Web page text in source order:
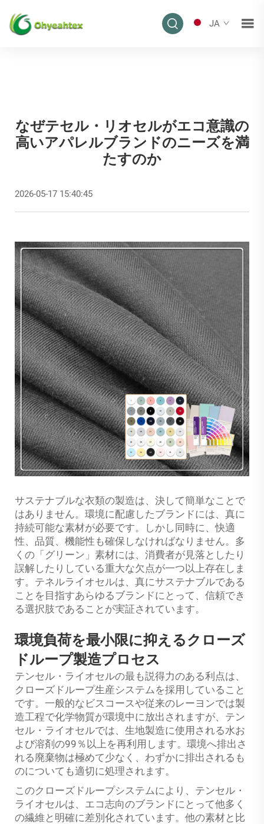
JA
なぜテセル・リオセルがエコ意識の
高いアパレルブランドのニーズを満
たすのか
2026-05-17 15:40:45
サステナブルな衣類の製造は、決して簡単なことで
はありません。環境に配慮したブランドには、真に
持続可能な素材が必要です。しかし同時に、快適
性、品質、機能性も確保しなければなりません。多
くの「グリーン」素材には、消費者が見落としたり
誤解したりしている重大な欠点が一つ以上存在しま
す。テネルライオセルは、真にサステナブルである
ことを目指すあらゆるブランドにとって、信頼でき
る選択肢であることが実証されています。
環境負荷を最小限に抑えるクローズ
ドループ製造プロセス
テンセル・ライオセルの最も説得力のある利点は、
クローズドループ生産システムを採用していること
です。一般的なビスコースや従来のレーヨンでは製
造工程で化学物質が環境中に放出されますが、テン
セル・ライオセルでは、生地製造に使用される水お
よび溶剤の99％以上を再利用します。環境へ排出さ
れる廃棄物は極めて少なく、わずかに排出されるも
のについても適切に処理されます。
このクローズドループシステムにより、テンセル・
ライオセルは、エコ志向のブランドにとって他多く
の繊維と明確に差別化されています。他の素材と比